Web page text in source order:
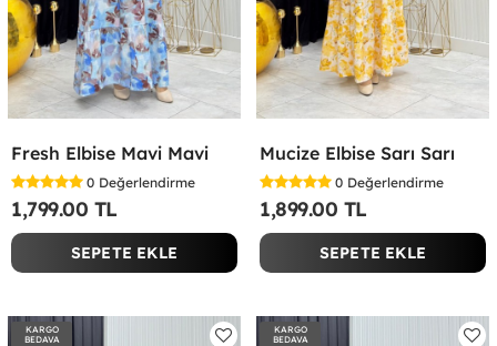
Fresh Elbise Mavi Mavi
0 Değerlendirme
1,799.00 TL
SEPETE EKLE
Mucize Elbise Sarı Sarı
0 Değerlendirme
1,899.00 TL
SEPETE EKLE
KARGO
BEDAVA
KARGO
BEDAVA